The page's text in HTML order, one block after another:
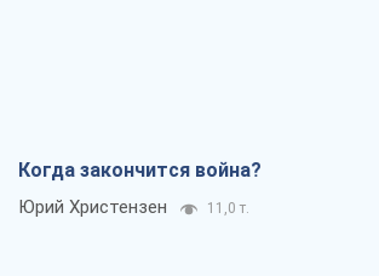
Когда закончится война?
Юрий Христензен 11,0 т.